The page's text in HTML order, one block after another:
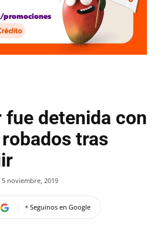
fue detenida con
tras
5 noviembre, 2019
+ Seguinos en Google